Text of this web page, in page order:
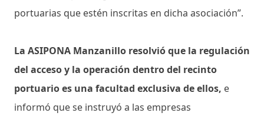
portuarias que estén inscritas en dicha asociación”.
La ASIPONA Manzanillo resolvió que la regulación
del acceso y la operación dentro del recinto
portuario es una facultad exclusiva de ellos, e
informó que se instruyó a las empresas